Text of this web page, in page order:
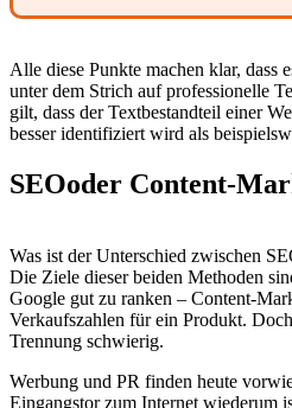
Alle diese Punkte machen klar, dass
unter dem Strich auf professionelle
gilt, dass der Textbestandteil einer
besser identifiziert wird als
SEOoder Content-
Was ist der Unterschied zwischen
Die Ziele dieser beiden Methoden
Google gut zu ranken – Content-
Verkaufszahlen für ein Produkt.
Trennung schwierig.
Werbung und PR finden heute
Eingangstor zum Internet wiederum